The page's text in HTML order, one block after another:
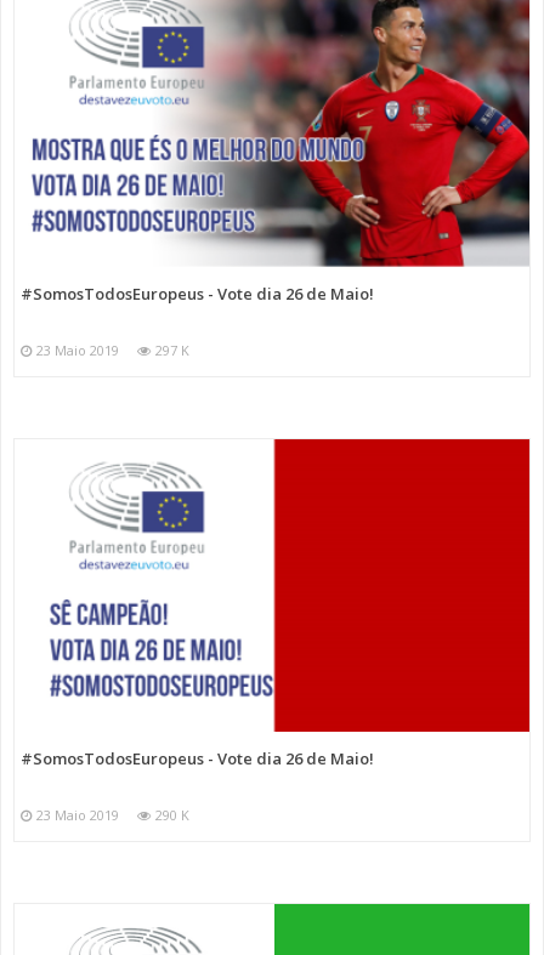
#SomosTodosEuropeus - Vote dia 26 de Maio!
23 Maio 2019 297 K
#SomosTodosEuropeus - Vote dia 26 de Maio!
23 Maio 2019 290 K